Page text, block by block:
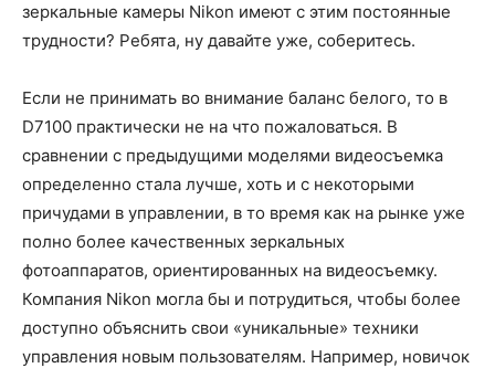
зеркальные камеры Nikon имеют с этим постоянные
трудности? Ребята, ну давайте уже, соберитесь.
Если не принимать во внимание баланс белого, то в
D7100 практически не на что пожаловаться. В
сравнении с предыдущими моделями видеосъемка
определенно стала лучше, хоть и с некоторыми
причудами в управлении, в то время как на рынке уже
полно более качественных зеркальных
фотоаппаратов, ориентированных на видеосъемку.
Компания Nikon могла бы и потрудиться, чтобы более
доступно объяснить свои «уникальные» техники
управления новым пользователям. Например, новичок